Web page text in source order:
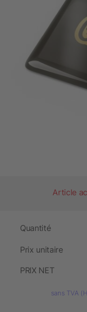
Article
Quantité
Prix unitaire
PRIX NET
sans TVA